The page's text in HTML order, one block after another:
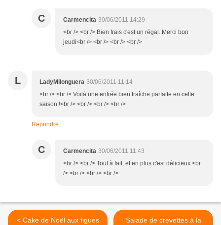
C Carmencita 30/06/2011 14:29
<br /> <br /> Bien frais c'est un régal. Merci bon
jeudi<br /> <br /> <br /> <br />
L LadyMilonguera 30/06/2011 11:14
<br /> <br /> Voilà une entrée bien fraîche parfaite en cette
saison !<br /> <br /> <br /> <br />
Répondre
C Carmencita 30/06/2011 11:43
<br /> <br /> Tout à fait, et en plus c'est délicieux.<br
/> <br /> <br /> <br />
< Cake de Noël aux figues
Salade de crevettes à la